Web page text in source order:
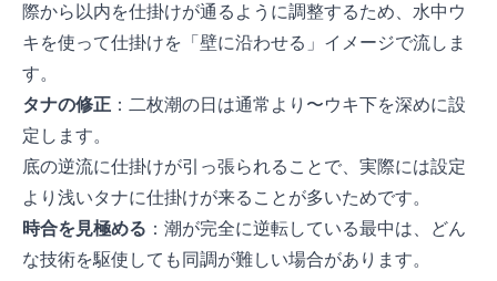
際から50cm以内を仕掛けが通るように調整するため、水中ウ
キを使って仕掛けを「壁に沿わせる」イメージで流しま
す。
タナの修正 ：二枚潮の日は通常より50cm〜1mウキ下を深めに設
定します。
底の逆流に仕掛けが引っ張られることで、実際には設定
より浅いタナに仕掛けが来ることが多いためです。
時合を見極める ：潮が完全に逆転している最中は、どん
な技術を駆使しても同調が難しい場合があります。